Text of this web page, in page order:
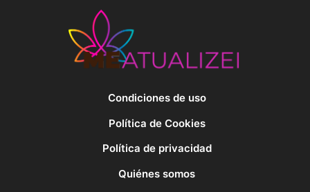
Condiciones de uso
Política de Cookies
Política de privacidad
Quiénes somos